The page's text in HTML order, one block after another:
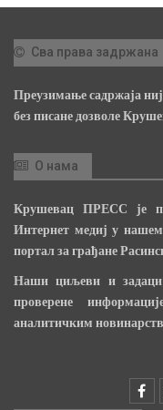
Сва права задржана
Преузимање садржаја
без писане дозволе
О нама
Крушевац ПРЕСС је
Интернет медиј у
портал за грађане
Наши циљеви и
проверене
аналитичким